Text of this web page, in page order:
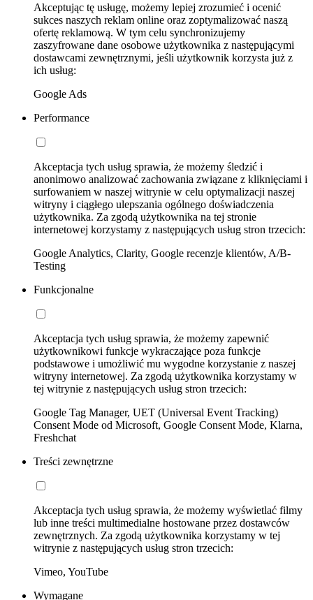
Akceptując tę usługę, możemy lepiej zrozumieć i ocenić
sukces naszych reklam online oraz zoptymalizować naszą
ofertę reklamową. W tym celu synchronizujemy
zaszyfrowane dane osobowe użytkownika z następującymi
dostawcami zewnętrznymi, jeśli użytkownik korzysta już z
ich usług:
Google Ads
Performance
Akceptacja tych usług sprawia, że możemy śledzić i
anonimowo analizować zachowania związane z kliknięciami i
surfowaniem w naszej witrynie w celu optymalizacji naszej
witryny i ciągłego ulepszania ogólnego doświadczenia
użytkownika. Za zgodą użytkownika na tej stronie
internetowej korzystamy z następujących usług stron trzecich:
Google Analytics, Clarity, Google recenzje klientów, A/B-
Testing
Funkcjonalne
Akceptacja tych usług sprawia, że możemy zapewnić
użytkownikowi funkcje wykraczające poza funkcje
podstawowe i umożliwić mu wygodne korzystanie z naszej
witryny internetowej. Za zgodą użytkownika korzystamy w
tej witrynie z następujących usług stron trzecich:
Google Tag Manager, UET (Universal Event Tracking)
Consent Mode od Microsoft, Google Consent Mode, Klarna,
Freshchat
Treści zewnętrzne
Akceptacja tych usług sprawia, że możemy wyświetlać filmy
lub inne treści multimedialne hostowane przez dostawców
zewnętrznych. Za zgodą użytkownika korzystamy w tej
witrynie z następujących usług stron trzecich:
Vimeo, YouTube
Wymagane